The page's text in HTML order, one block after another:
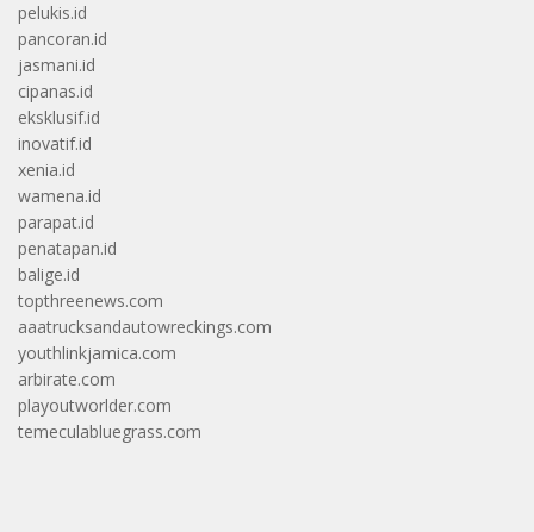
pelukis.id
pancoran.id
jasmani.id
cipanas.id
eksklusif.id
inovatif.id
xenia.id
wamena.id
parapat.id
penatapan.id
balige.id
topthreenews.com
aaatrucksandautowreckings.com
youthlinkjamica.com
arbirate.com
playoutworlder.com
temeculabluegrass.com